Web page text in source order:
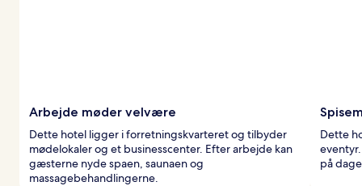
Arbejde møder velvære
Dette hotel ligger i forretningskvarteret og tilbyder
mødelokaler og et businesscenter. Efter arbejde kan
gæsterne nyde spaen, saunaen og
massagebehandlingerne.
Dette
på